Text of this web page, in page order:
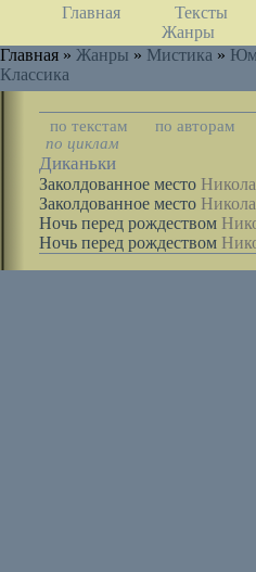
Главная Тексты
Жанры
Главная » Жанры » Мистика »
Классика
по текстам
по авторам
по циклам
Диканьки
Заколдованное место
Заколдованное место
Ночь перед рождеством
Ночь перед рождеством